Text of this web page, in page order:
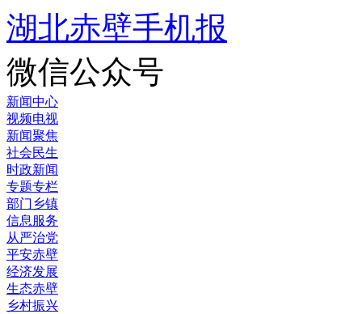
湖北赤壁手机报
微信公众号
新闻中心
视频电视
新闻聚焦
社会民生
时政新闻
专题专栏
部门乡镇
信息服务
从严治党
平安赤壁
经济发展
生态赤壁
乡村振兴